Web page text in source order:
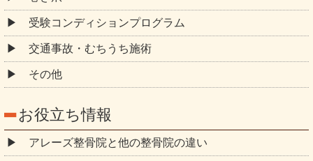
受験コンディションプログラム
交通事故・むちうち施術
その他
お役立ち情報
アレーズ整骨院と他の整骨院の違い